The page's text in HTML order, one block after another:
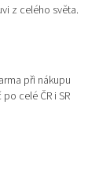
z celého světa.
při nákupu
celé ČR i SR